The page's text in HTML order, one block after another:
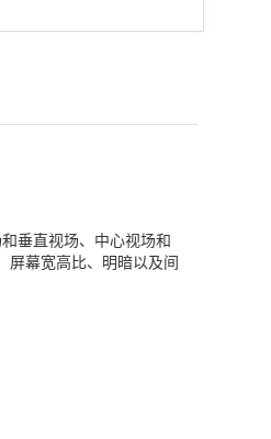
垂直视场、中心视场和
屏幕宽高比、明暗以及间